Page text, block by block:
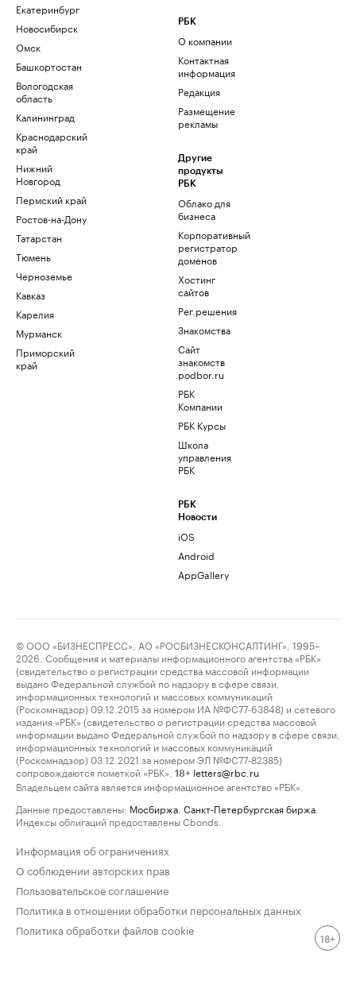
Екатеринбург
Новосибирск
Омск
Башкортостан
Вологодская
область
Калининград
Краснодарский
край
Нижний
Новгород
Пермский край
Ростов-на-Дону
Татарстан
Тюмень
Черноземье
Кавказ
Карелия
Мурманск
Приморский
край
РБК
О компании
Контактная
информация
Редакция
Размещение
рекламы
Другие
продукты
РБК
Облако для
бизнеса
Корпоративный
регистратор
доменов
Хостинг
сайтов
Рег.решения
Знакомства
Сайт
знакомств
podbor.ru
РБК
Компании
РБК Курсы
Школа
управления
РБК
РБК
Новости
iOS
Android
AppGallery
© ООО «БИЗНЕСПРЕСС», АО «РОСБИЗНЕСКОНСАЛТИНГ», 1995–
2026. Сообщения и материалы информационного агентства «РБК»
(свидетельство о регистрации средства массовой информации
выдано Федеральной службой по надзору в сфере связи,
информационных технологий и массовых коммуникаций
(Роскомнадзор) 09.12.2015 за номером ИА №ФС77-63848) и сетевого
издания «РБК» (свидетельство о регистрации средства массовой
информации выдано Федеральной службой по надзору в сфере связи,
информационных технологий и массовых коммуникаций
(Роскомнадзор) 03.12.2021 за номером ЭЛ №ФС77-82385)
сопровождаются пометкой «РБК».
18+ letters@rbc.ru
Владельцем сайта является информационное агентство «РБК».
Данные предоставлены: Мосбиржа Санкт-Петербургская биржа
Индексы облигаций предоставлены Cbonds.
Информация об ограничениях
О соблюдении авторских прав
Пользовательское соглашение
Политика в отношении обработки персональных данных
Политика обработки файлов cookie
18+